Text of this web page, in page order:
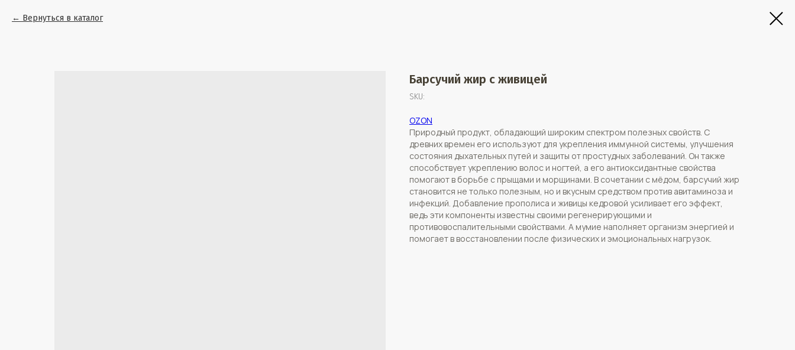
Вернуться в каталог
Барсучий жир с живицей
SKU:
OZON
Природный продукт, обладающий широким спектром полезных свойств. С
древних времен его используют для укрепления иммунной системы, улучшения
состояния дыхательных путей и защиты от простудных заболеваний. Он также
способствует укреплению волос и ногтей, а его антиоксидантные свойства
помогают в борьбе с прыщами и морщинами. В сочетании с мёдом, барсучий жир
становится не только полезным, но и вкусным средством против авитаминоза и
инфекций. Добавление прополиса и живицы кедровой усиливает его эффект,
ведь эти компоненты известны своими регенерирующими и
противовоспалительными свойствами. А мумие наполняет организм энергией и
помогает в восстановлении после физических и эмоциональных нагрузок.